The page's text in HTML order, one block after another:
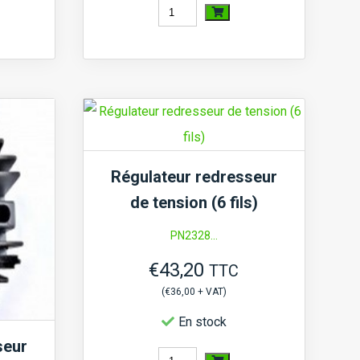
quantité
Régulateur
de
tension
Régulateur redresseur
de tension (6 fils)
PN2328...
€43,20 TTC
(€36,00 + VAT)
En stock